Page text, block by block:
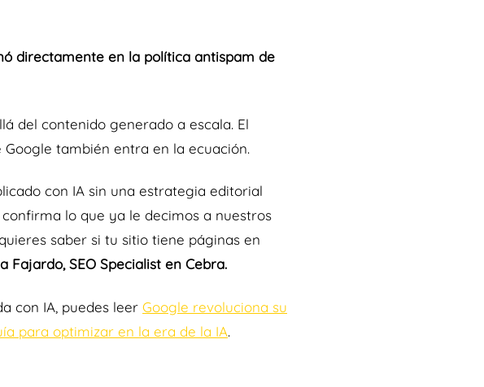
directamente en la política antispam de
del contenido generado a escala. El
también entra en la ecuación.
con IA sin una estrategia editorial
lo que ya le decimos a nuestros
saber si tu sitio tiene páginas en
Fajardo, SEO Specialist en Cebra.
con IA, puedes leer Google revoluciona su
para optimizar en la era de la IA.